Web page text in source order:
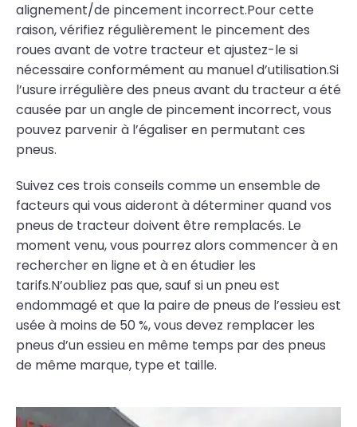
alignement/de pincement incorrect.Pour cette
raison, vérifiez régulièrement le pincement des
roues avant de votre tracteur et ajustez-le si
nécessaire conformément au manuel d’utilisation.Si
l’usure irrégulière des pneus avant du tracteur a été
causée par un angle de pincement incorrect, vous
pouvez parvenir à l’égaliser en permutant ces
pneus.
Suivez ces trois conseils comme un ensemble de
facteurs qui vous aideront à déterminer quand vos
pneus de tracteur doivent être remplacés. Le
moment venu, vous pourrez alors commencer à en
rechercher en ligne et à en étudier les
tarifs.N’oubliez pas que, sauf si un pneu est
endommagé et que la paire de pneus de l’essieu est
usée à moins de 50 %, vous devez remplacer les
pneus d’un essieu en même temps par des pneus
de même marque, type et taille.